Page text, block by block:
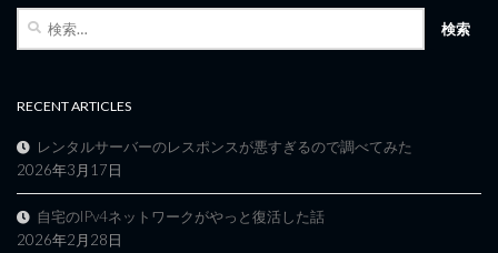
検
RECENT ARTICLES
レンタルサーバーのレスポンスが悪すぎるので調べてみた
2026年3月17日
自宅のIPv4ネットワークがやっと復活した話
2026年2月28日